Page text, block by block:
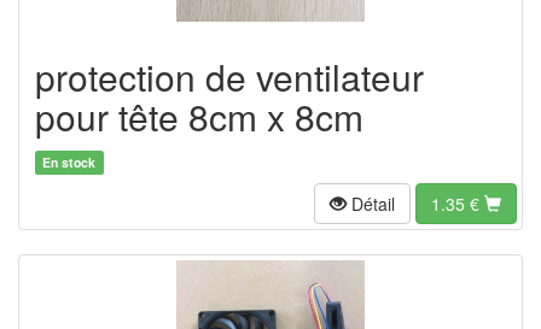
protection de ventilateur
pour tête 8cm x 8cm
En stock
Détail 1.35 €